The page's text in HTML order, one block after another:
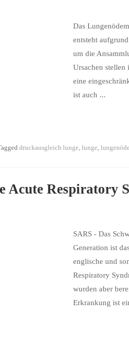
Das
entsteht
um die
Ursachen stellen
eine
ist auch ...
druckausgleich lunge, lunge,
Acute Respiratory
SARS - Das
Generation ist
englische und
Respiratory
wurden aber
Erkrankung ist